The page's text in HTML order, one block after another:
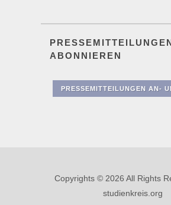
ABONNIEREN
PRESSEMITTEILUNGEN AN-
Copyrights © 2026 All Rights
studienkreis.org